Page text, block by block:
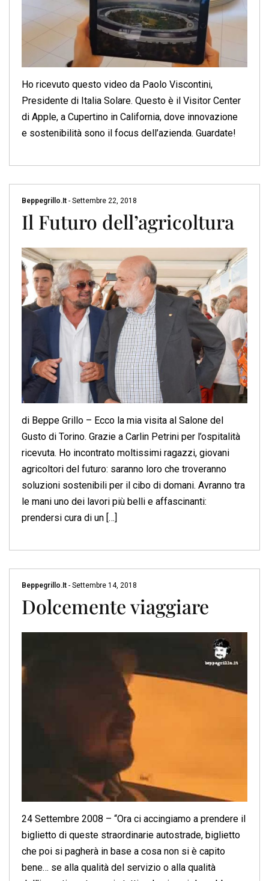
Ho ricevuto questo video da Paolo Viscontini,
Presidente di Italia Solare. Questo è il Visitor Center
di Apple, a Cupertino in California, dove innovazione
e sostenibilità sono il focus dell’azienda. Guardate!
Beppegrillo.it - Settembre 22, 2018
Il Futuro dell’agricoltura
di Beppe Grillo – Ecco la mia visita al Salone del
Gusto di Torino. Grazie a Carlin Petrini per l’ospitalità
ricevuta. Ho incontrato moltissimi ragazzi, giovani
agricoltori del futuro: saranno loro che troveranno
soluzioni sostenibili per il cibo di domani. Avranno tra
le mani uno dei lavori più belli e affascinanti:
prendersi cura di un […]
Beppegrillo.it - Settembre 14, 2018
Dolcemente viaggiare
24 Settembre 2008 – “Ora ci accingiamo a prendere il
biglietto di queste straordinarie autostrade, biglietto
che poi si pagherà in base a cosa non si è capito
bene… se alla qualità del servizio o alla qualità